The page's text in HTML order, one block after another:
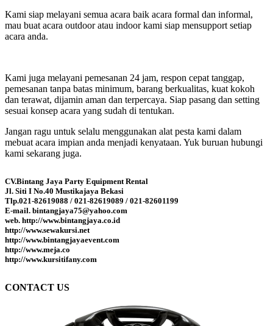
Kami siap melayani semua acara baik acara formal dan informal,
mau buat acara outdoor atau indoor kami siap mensupport setiap
acara anda.
Kami juga melayani pemesanan 24 jam, respon cepat tanggap,
pemesanan tanpa batas minimum, barang berkualitas, kuat kokoh
dan terawat, dijamin aman dan terpercaya. Siap pasang dan setting
sesuai konsep acara yang sudah di tentukan.
Jangan ragu untuk selalu menggunakan alat pesta kami dalam
mebuat acara impian anda menjadi kenyataan. Yuk buruan hubungi
kami sekarang juga.
CV.Bintang Jaya Party Equipment Rental
Jl. Siti I No.40 Mustikajaya Bekasi
Tlp.021-82619088 / 021-82619089 / 021-82601199
E-mail. bintangjaya75@yahoo.com
web. http://www.bintangjaya.co.id
http://www.sewakursi.net
http://www.bintangjayaevent.com
http://www.meja.co
http://www.kursitifany.com
CONTACT US